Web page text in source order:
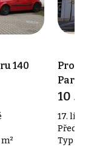
140
10
17.
Typ